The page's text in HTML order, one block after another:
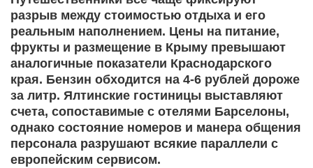
разрыв между стоимостью отдыха и его
реальным наполнением. Цены на питание,
фрукты и размещение в Крыму превышают
аналогичные показатели Краснодарского
края. Бензин обходится на 4-6 рублей дороже
за литр. Ялтинские гостиницы выставляют
счета, сопоставимые с отелями Барселоны,
однако состояние номеров и манера общения
персонала разрушают всякие параллели с
европейским сервисом.